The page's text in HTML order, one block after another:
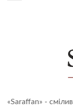
«Saraffan» -